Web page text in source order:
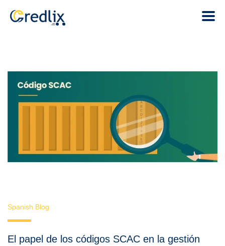
Spanish Blog
El papel de los códigos SCAC en la gestión